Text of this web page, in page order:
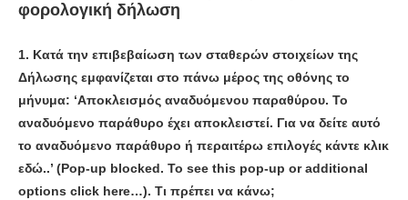
φορολογική δήλωση
1. Κατά την επιβεβαίωση των σταθερών στοιχείων της
Δήλωσης εμφανίζεται στο πάνω μέρος της οθόνης το
μήνυμα: ‘Αποκλεισμός αναδυόμενου παραθύρου. Το
αναδυόμενο παράθυρο έχει αποκλειστεί. Για να δείτε αυτό
το αναδυόμενο παράθυρο ή περαιτέρω επιλογές κάντε κλικ
εδώ..’ (Pop-up blocked. To see this pop-up or additional
options click here…). Τι πρέπει να κάνω;